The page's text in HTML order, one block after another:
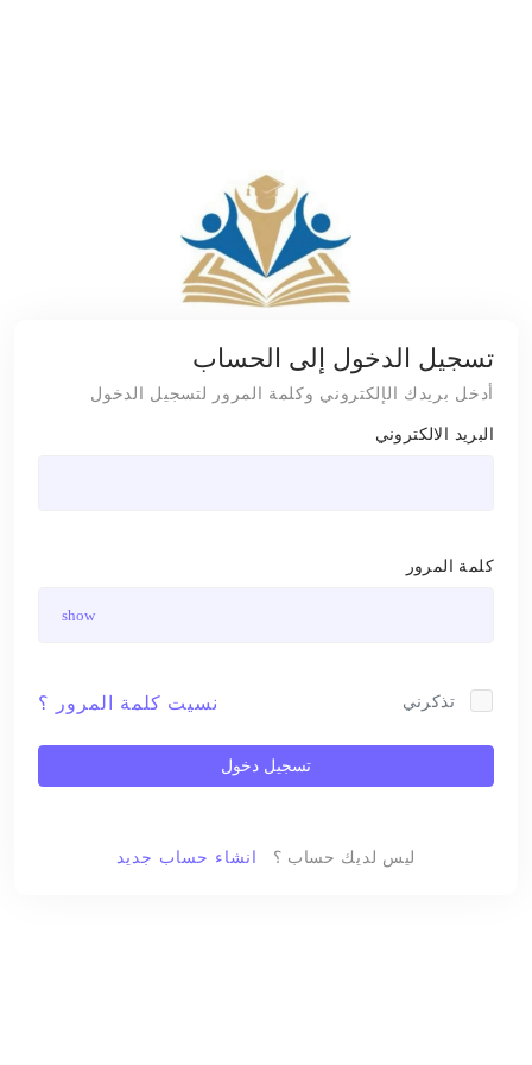
تسجيل الدخول إلى الحساب
أدخل بريدك الإلكتروني وكلمة المرور لتسجيل الدخول
البريد الالكتروني
كلمة المرور
تذكرني نسيت كلمة المرور ؟
ليس لديك حساب ؟ انشاء حساب جديد